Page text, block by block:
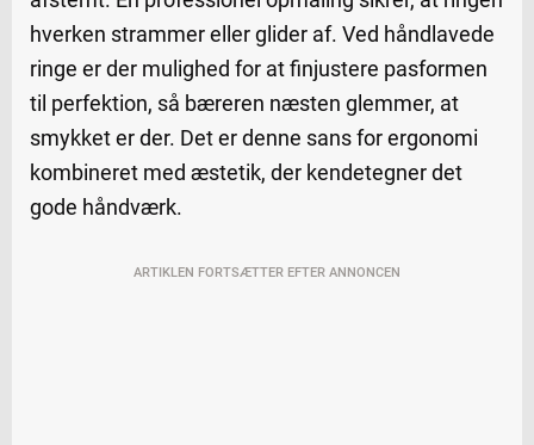
hverken strammer eller glider af. Ved håndlavede
ringe er der mulighed for at finjustere pasformen
til perfektion, så bæreren næsten glemmer, at
smykket er der. Det er denne sans for ergonomi
kombineret med æstetik, der kendetegner det
gode håndværk.
ARTIKLEN FORTSÆTTER EFTER ANNONCEN